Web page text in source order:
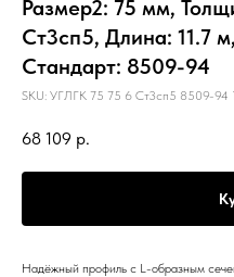
Размер2: 75 мм,
Ст3сп5, Длина: 11.7
Стандарт: 8509-94
SKU: УГЛГК 75 75 6 Ст3сп5 8509-94
68 109 р.
Надёжный профиль с L-образным